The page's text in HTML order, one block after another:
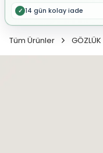
✓ 14 gün kolay iade
Tüm Ürünler GÖZLÜK